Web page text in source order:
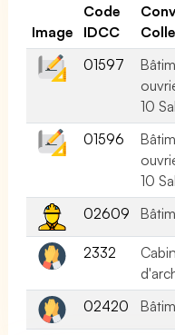
Image
Code
IDCC
01597
10
01596
10
02609
2332
02420